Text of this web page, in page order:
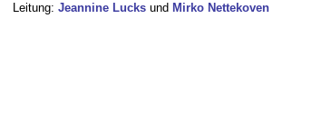
Leitung: Jeannine Lucksund Mirko Nettekoven